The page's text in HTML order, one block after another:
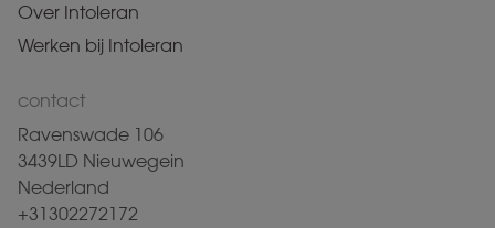
Over Intoleran
Werken bij Intoleran
contact
Ravenswade 106
3439LD Nieuwegein
Nederland
+31302272172